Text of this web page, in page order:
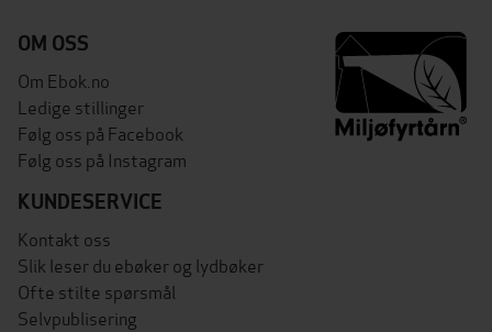
OM OSS
Om Ebok.no
Ledige stillinger
Følg oss på Facebook
Følg oss på Instagram
KUNDESERVICE
Kontakt oss
Slik leser du ebøker og lydbøker
Ofte stilte spørsmål
Selvpublisering